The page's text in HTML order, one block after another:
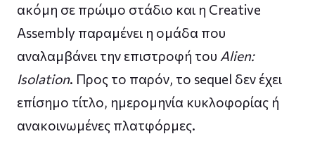
ακόμη σε πρώιμο στάδιο και η Creative
Assembly παραμένει η ομάδα που
αναλαμβάνει την επιστροφή του Alien:
Isolation. Προς το παρόν, το sequel δεν έχει
επίσημο τίτλο, ημερομηνία κυκλοφορίας ή
ανακοινωμένες πλατφόρμες.